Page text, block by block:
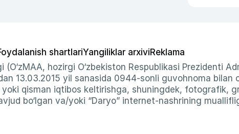
shartlariYangiliklar arxiviReklama
hozirgi O‘zbekiston Respublikasi Prezidenti
13.03.2015 yil sanasida 0944-sonli guvohnoma bilan
qisman iqtibos keltirishga, shuningdek, fotografik,
bo‘lgan va/yoki “Daryo” internet-nashrining